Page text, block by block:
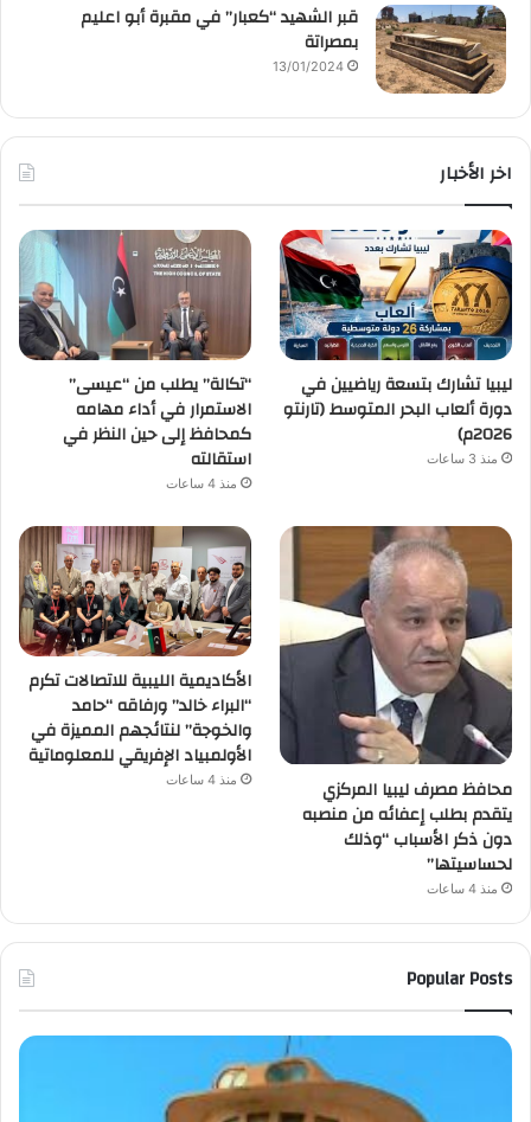
قبر الشهيد “كعبار” في مقبرة أبو اعليم
بمصراتة
13/01/2024
اخر الأخبار
ليبيا تشارك بتسعة رياضيين في
دورة ألعاب البحر المتوسط (تارنتو
2026م)
منذ 3 ساعات
“تكالة” يطلب من “عيسى”
الاستمرار في أداء مهامه
كمحافظ إلى حين النظر في
استقالته
منذ 4 ساعات
محافظ مصرف ليبيا المركزي
يتقدم بطلب إعفائه من منصبه
دون ذكر الأسباب “وذلك
لحساسيتها”
منذ 4 ساعات
الأكاديمية الليبية للاتصالات تكرم
“البراء خالد” ورفاقه “حامد
والخوجة” لنتائجهم المميزة في
الأولمبياد الإفريقي للمعلوماتية
منذ 4 ساعات
Popular Posts